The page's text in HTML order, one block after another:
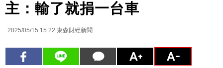
主：輸了就捐一台車
2025/05/15 15:22 東森財經新聞